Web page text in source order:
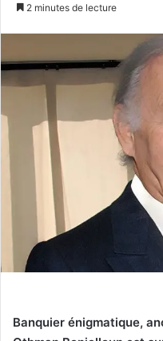
2 minutes de lecture
Banquier énigmatique,